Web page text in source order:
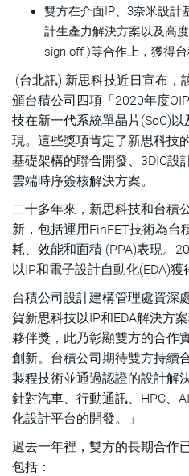
雙方在介面IP、3奈米設計
計生產力解決方案以及高
sign-off )等合作上，獲得台
(台北訊) 新思科技近日宣布，
頒台積公司四項「2020年度
技在新一代系統單晶片(SoC)以
現。這些獎項肯定了新思科技
基礎架構的聯合開發、3DIC設
雲端時序簽核解決方案。
二十多年來，新思科技和台積
新，包括運用FinFET技術為台
耗、效能和面積 (PPA)表現。
以IP和電子設計自動化(EDA)獲
台積公司設計建構管理處資深
賀新思科技以IP和EDA解決方
夥伴獎，此乃彰顯雙方的合作
創新。台積公司期待雙方持續
製程技術並通過認證的設計解
針對汽車、行動通訊、HPC、
化設計平台的開發。」
過去一年裡，雙方的長期合作
包括：